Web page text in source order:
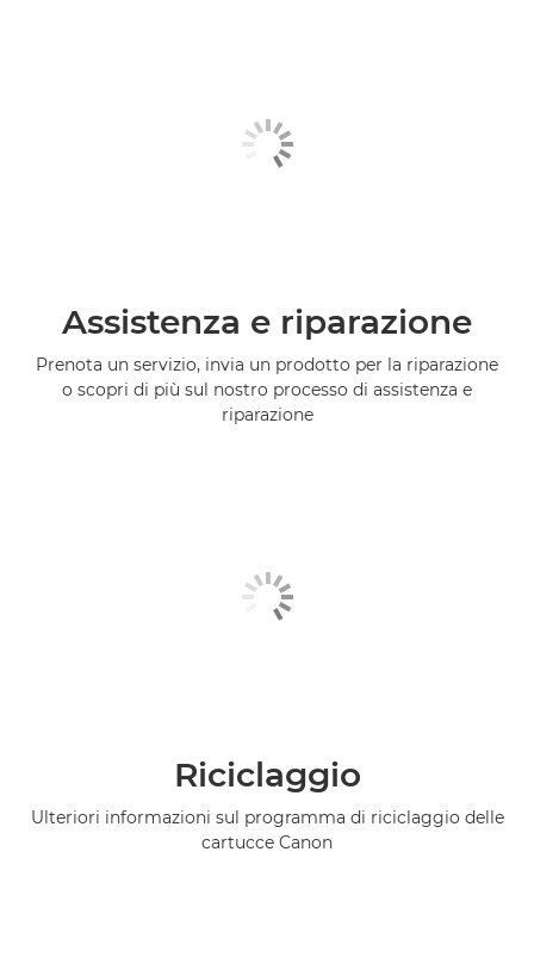
Assistenza e riparazione
Prenota un servizio, invia un prodotto per la riparazione
o scopri di più sul nostro processo di assistenza e
riparazione
Riciclaggio
Ulteriori informazioni sul programma di riciclaggio delle
cartucce Canon